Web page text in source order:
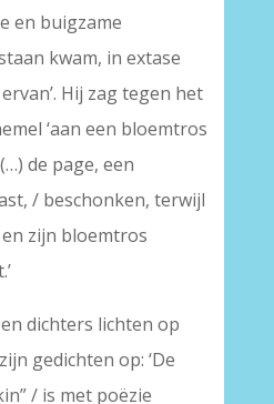
en buigzame
kwam, in extase
Hij zag tegen het
‘aan een bloemtros
de page, een
/ beschonken, terwijl
zijn bloemtros
dichters lichten op
gedichten op: ‘De
/ is met poëzie